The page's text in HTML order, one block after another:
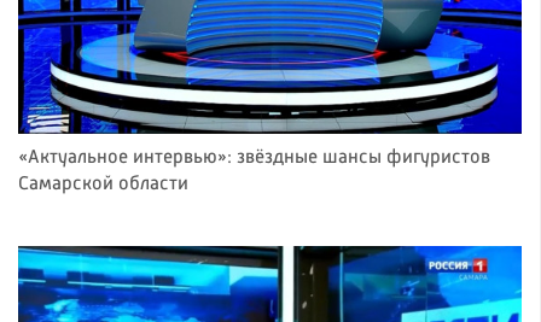
«Актуальное интервью»: звёздные шансы фигуристов
Самарской области